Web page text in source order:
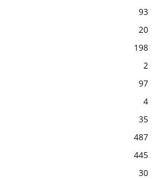
93
20
198
2
97
4
35
487
445
30